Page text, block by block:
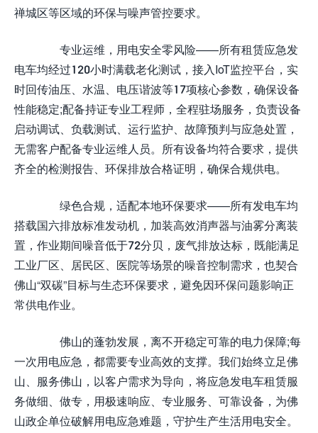
禅城区等区域的环保与噪声管控要求。
专业运维，用电安全零风险——所有租赁应急发
电车均经过120小时满载老化测试，接入IoT监控平台，实
时回传油压、水温、电压谐波等17项核心参数，确保设备
性能稳定;配备持证专业工程师，全程驻场服务，负责设备
启动调试、负载测试、运行监护、故障预判与应急处置，
无需客户配备专业运维人员。所有设备均符合要求，提供
齐全的检测报告、环保排放合格证明，确保合规供电。
绿色合规，适配本地环保要求——所有发电车均
搭载国六排放标准发动机，加装高效消声器与油雾分离装
置，作业期间噪音低于72分贝，废气排放达标，既能满足
工业厂区、居民区、医院等场景的噪音控制需求，也契合
佛山“双碳”目标与生态环保要求，避免因环保问题影响正
常供电作业。
佛山的蓬勃发展，离不开稳定可靠的电力保障;每
一次用电应急，都需要专业高效的支撑。我们始终立足佛
山、服务佛山，以客户需求为导向，将应急发电车租赁服
务做细、做专，用极速响应、专业服务、可靠设备，为佛
山政企单位破解用电应急难题，守护生产生活用电安全。